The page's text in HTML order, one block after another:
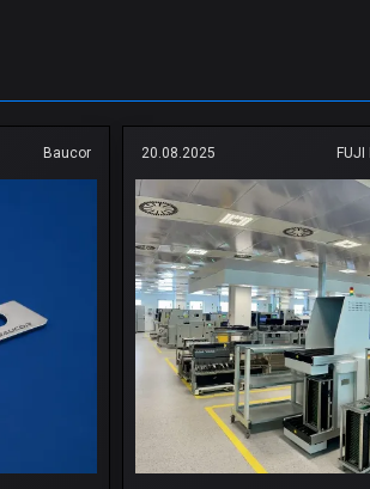
Baucor 20.08.2025 FUJI